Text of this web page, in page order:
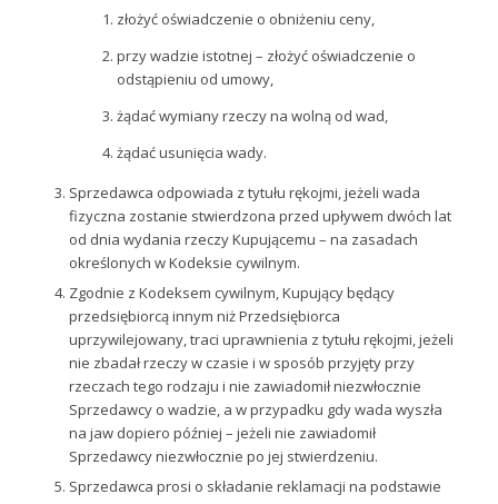
złożyć oświadczenie o obniżeniu ceny,
przy wadzie istotnej – złożyć oświadczenie o
odstąpieniu od umowy,
żądać wymiany rzeczy na wolną od wad,
żądać usunięcia wady.
Sprzedawca odpowiada z tytułu rękojmi, jeżeli wada
fizyczna zostanie stwierdzona przed upływem dwóch lat
od dnia wydania rzeczy Kupującemu – na zasadach
określonych w Kodeksie cywilnym.
Zgodnie z Kodeksem cywilnym, Kupujący będący
przedsiębiorcą innym niż Przedsiębiorca
uprzywilejowany, traci uprawnienia z tytułu rękojmi, jeżeli
nie zbadał rzeczy w czasie i w sposób przyjęty przy
rzeczach tego rodzaju i nie zawiadomił niezwłocznie
Sprzedawcy o wadzie, a w przypadku gdy wada wyszła
na jaw dopiero później – jeżeli nie zawiadomił
Sprzedawcy niezwłocznie po jej stwierdzeniu.
Sprzedawca prosi o składanie reklamacji na podstawie